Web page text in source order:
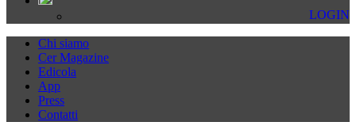
LOGIN
Chi siamo
Cer Magazine
Edicola
App
Press
Contatti